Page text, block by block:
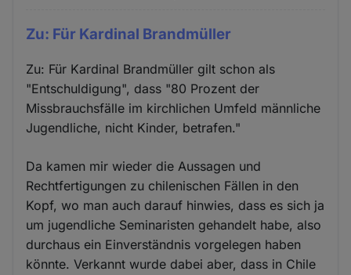
Zu: Für Kardinal Brandmüller
Zu: Für Kardinal Brandmüller gilt schon als
"Entschuldigung", dass "80 Prozent der
Missbrauchsfälle im kirchlichen Umfeld männliche
Jugendliche, nicht Kinder, betrafen."
Da kamen mir wieder die Aussagen und
Rechtfertigungen zu chilenischen Fällen in den
Kopf, wo man auch darauf hinwies, dass es sich ja
um jugendliche Seminaristen gehandelt habe, also
durchaus ein Einverständnis vorgelegen haben
könnte. Verkannt wurde dabei aber, dass in Chile